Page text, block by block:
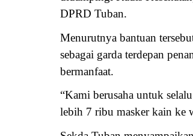
DPRD Tuban.
Menurutnya bantuan
sebagai garda terdepan
bermanfaat.
“Kami berusaha untuk
lebih 7 ribu masker kain ke